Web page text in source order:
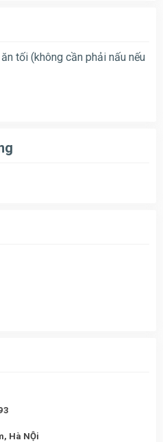
tối (không cần phải nấu nếu
Hà NỘi